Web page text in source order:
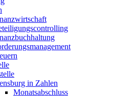
in Zahlen
Monatsabschluss